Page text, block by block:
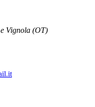
Vignola (OT)